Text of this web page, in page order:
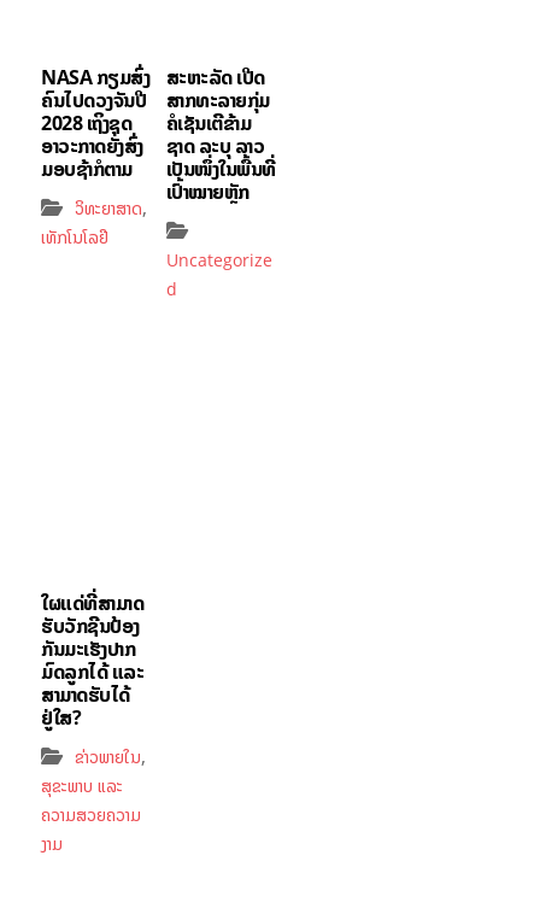
NASA ກຽມສົ່ງ
ຄົນໄປດວງຈັນປີ
2028 ເຖິງຊຸດ
ອາວະກາດຍັງສົ່ງ
ມອບຊ້າກໍຕາມ
ວິທະຍາສາດ,
ເທັກໂນໂລຢີ
ສະຫະລັດ ເປີດ
ສາກທະລາຍກຸ່ມ
ຄໍເຊັນເຕີຂ້າມ
ຊາດ ລະບຸ ລາວ
ເປັນໜຶ່ງໃນພື້ນທີ່
ເປົ້າໝາຍຫຼັກ
Uncategorize
d
ໃຜແດ່ທີ່ສາມາດ
ຮັບວັກຊີນປ້ອງ
ກັນມະເຮັງປາກ
ມົດລູກໄດ້ ແລະ
ສາມາດຮັບໄດ້
ຢູ່ໃສ?
ຂ່າວພາຍໃນ,
ສຸຂະພາບ ແລະ
ຄວາມສວຍຄວາມ
ງາມ